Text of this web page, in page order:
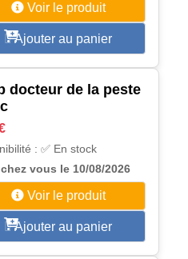
Voir le produit
Ajouter au panier
docteur de la peste
: ✅ En stock
vous le 10/08/2026
Voir le produit
Ajouter au panier